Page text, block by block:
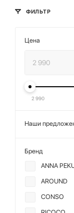
ФИЛЬТР
Цена
2 990
Наши
Бренд
ANNA
AROUND
CONSO